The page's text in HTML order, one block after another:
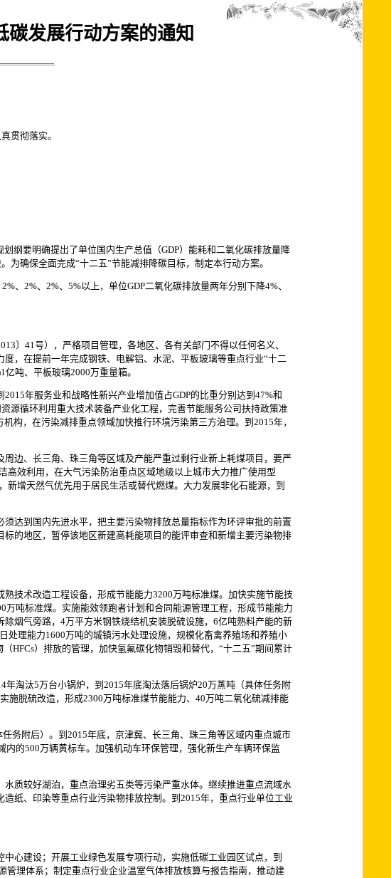
碳发展行动方案的通知
贯彻落实。
要明确提出了单位国内生产总值（GDP）能耗和二氧化碳排放量降
确保全面完成“十二五”节能减排降碳目标，制定本行动方案。
2%、2%、5%以上，单位GDP二氧化碳排放量两年分别下降4%、
41号），严格项目管理，各地区、各有关部门不得以任何名义、
，在提前一年完成钢铁、电解铝、水泥、平板玻璃等重点行业“十二
吨、平板玻璃2000万重量箱。
年服务业和战略性新兴产业增加值占GDP的比重分别达到47%和
源循环利用重大技术装备产业化工程，完善节能服务公司扶持政策准
构，在污染减排重点领域加快推行环境污染第三方治理。到2015年，
边、长三角、珠三角等区域及产能严重过剩行业新上耗煤项目，要严
效利用，在大气污染防治重点区域地级以上城市大力推广使用型
增天然气优先用于居民生活或替代燃煤。大力发展非化石能源，到
达到国内先进水平，把主要污染物排放总量指标作为环评审批的前置
的地区，暂停该地区新建高耗能项目的能评审查和新增主要污染物排
术改造工程设备，形成节能能力3200万吨标准煤。加快实施节能技
吨标准煤。实施能效领跑者计划和合同能源管理工程，形成节能能力
烟气旁路，4万平方米钢铁烧结机安装脱硫设施，6亿吨熟料产能的新
处理能力1600万吨的城镇污水处理设施，规模化畜禽养殖场和养殖小
HFCs）排放的管理，加快氢氟碳化物销毁和替代，“十二五”期间累计
淘汰5万台小锅炉，到2015年底淘汰落后锅炉20万蒸吨（具体任务附
施脱硫改造，形成2300万吨标准煤节能能力、40万吨二氧化硫减排能
附后）。到2015年底，京津冀、长三角、珠三角等区域内重点城市
的500万辆黄标车。加强机动车环保管理，强化新生产车辆环保监
质较好湖泊，重点治理劣五类等污染严重水体。继续推进重点流域水
纸、印染等重点行业污染物排放控制。到2015年，重点行业单位工业
建设；开展工业绿色发展专项行动，实施低碳工业园区试点，到
理体系；制定重点行业企业温室气体排放核算与报告指南，推动建